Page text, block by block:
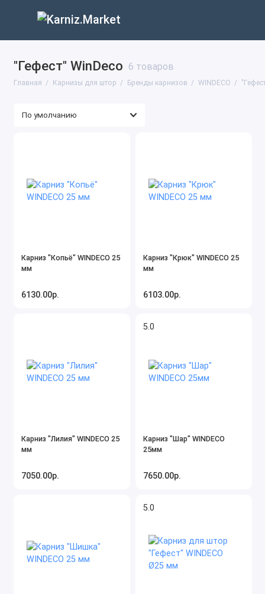
"Гефест" WinDeco 6 товаров
Главная Карнизы для штор Бренды карнизов WINDECO
Карниз "Копьё" WINDECO 25
мм
6130.00р.
Карниз "Крюк" WINDECO 25
мм
6103.00р.
Карниз "Лилия" WINDECO 25
мм
7050.00р.
5.0
Карниз "Шар" WINDECO
25мм
7650.00р.
5.0